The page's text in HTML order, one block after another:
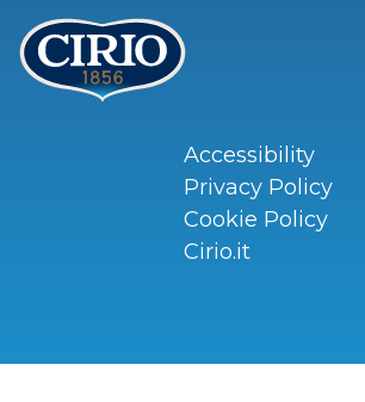
Accessibility
Privacy Policy
Cookie Policy
Cirio.it